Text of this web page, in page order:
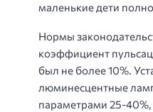
маленькие дети
Нормы
коэффициент
был не более 10%.
люминесцентные
параметрами 25-40%,